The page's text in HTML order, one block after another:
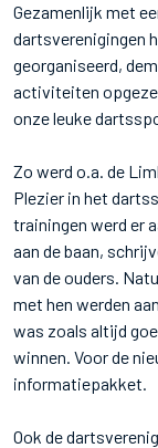
Gezamenlijk met
dartsverenigingen
georganiseerd,
activiteiten
onze leuke
Zo werd o.a. de
Plezier in het
trainingen werd er
aan de baan,
van de ouders.
met hen werden
was zoals altijd
winnen. Voor de
informatiepakket.
Ook de